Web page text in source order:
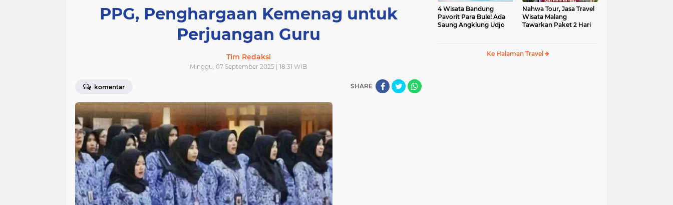
PPG, Penghargaan Kemenag untuk
Perjuangan Guru
Tim Redaksi
Minggu, 07 September 2025 | 18:31 WIB
komentar SHARE
4 Wisata Bandung
Pavorit Para Bule! Ada
Saung Angklung Udjo
Nahwa Tour, Jasa Travel
Wisata Malang
Tawarkan Paket 2 Hari
Ke Halaman Travel